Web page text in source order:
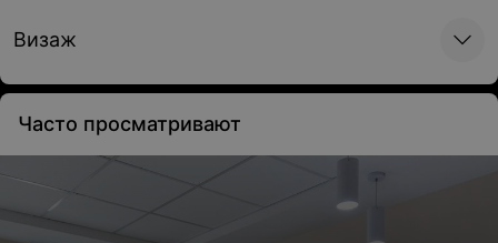
Визаж
Часто просматривают